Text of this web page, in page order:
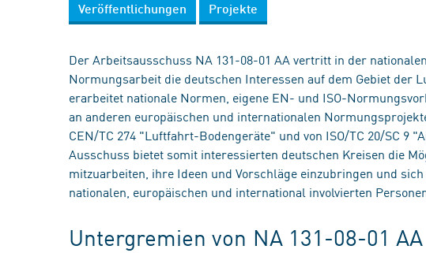
Veröffentlichungen Projekte
Der Arbeitsausschuss NA 131-08-01 AA vertritt in der
Normungsarbeit die deutschen Interessen auf dem Gebiet der
erarbeitet nationale Normen, eigene EN- und ISO-
an anderen europäischen und internationalen
CEN/TC 274 "Luftfahrt-Bodengeräte" und von ISO/TC 20/SC 9
Ausschuss bietet somit interessierten deutschen Kreisen die
mitzuarbeiten, ihre Ideen und Vorschläge einzubringen und
nationalen, europäischen und international involvierten
Untergremien von NA 131-08-01 AA